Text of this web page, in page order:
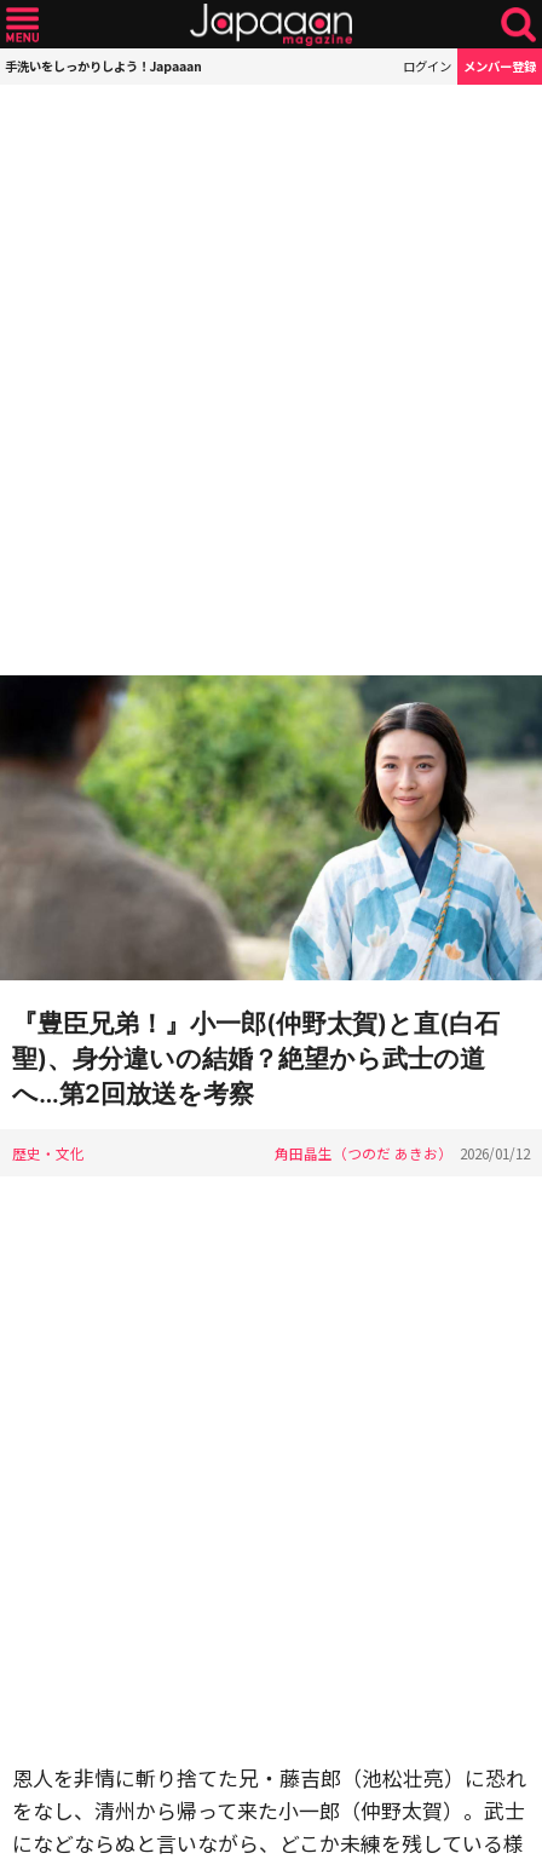
手洗いをしっかりしよう！Japaaan ログイン メンバー登録
『豊臣兄弟！』小一郎(仲野太賀)と直(白石
聖)、身分違いの結婚？絶望から武士の道
へ…第2回放送を考察
歴史・文化 角田晶生（つのだ あきお） 2026/01/12
恩人を非情に斬り捨てた兄・藤吉郎（池松壮亮）に恐れ
をなし、清州から帰って来た小一郎（仲野太賀）。武士
になどならぬと言いながら、どこか未練を残している様